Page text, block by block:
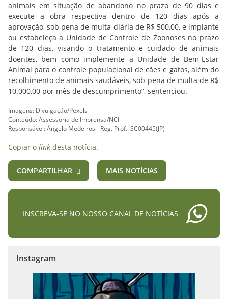
animais em situação de abandono no prazo de 90 dias e
execute a obra respectiva dentro de 120 dias após a
aprovação, sob pena de multa diária de R$ 500,00, e implante
ou estabeleça a Unidade de Controle de Zoonoses no prazo
de 120 dias, visando o tratamento e cuidado de animais
doentes, bem como implemente a Unidade de Bem-Estar
Animal para o controle populacional de cães e gatos, além do
recolhimento de animais saudáveis, sob pena de multa de R$
10.000,00 por mês de descumprimento”, sentenciou.
Imagens: Divulgação/Pexels
Conteúdo: Assessoria de Imprensa/NCI
Responsável: Ângelo Medeiros - Reg. Prof.: SC00445(JP)
Copiar o link desta notícia.
COMPARTILHAR MAIS NOTÍCIAS
INSCREVA-SE NO NOSSO CANAL DE NOTÍCIAS
Instagram